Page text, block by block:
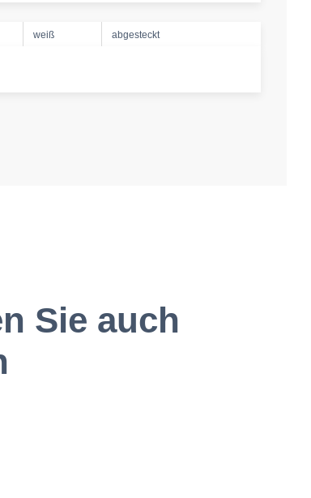
weiß abgesteckt
Sie auch